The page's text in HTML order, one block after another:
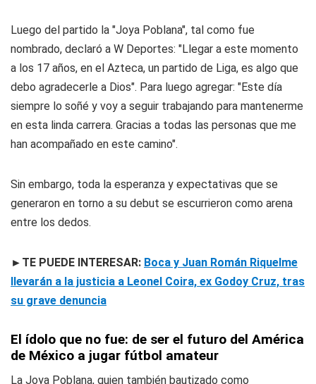
Luego del partido la "Joya Poblana", tal como fue
nombrado, declaró a W Deportes: "Llegar a este momento
a los 17 años, en el Azteca, un partido de Liga, es algo que
debo agradecerle a Dios". Para luego agregar: "Este día
siempre lo soñé y voy a seguir trabajando para mantenerme
en esta linda carrera. Gracias a todas las personas que me
han acompañado en este camino".
Sin embargo, toda la esperanza y expectativas que se
generaron en torno a su debut se escurrieron como arena
entre los dedos.
►TE PUEDE INTERESAR: Boca y Juan Román Riquelme
llevarán a la justicia a Leonel Coira, ex Godoy Cruz, tras
su grave denuncia
El ídolo que no fue: de ser el futuro del América
de México a jugar fútbol amateur
La Joya Poblana, quien también bautizado como